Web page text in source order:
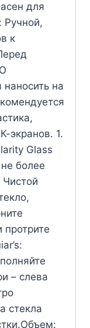
для
Ручной,
к
на
экранов. 1.
Glass
более
протрите
– слева
стекла